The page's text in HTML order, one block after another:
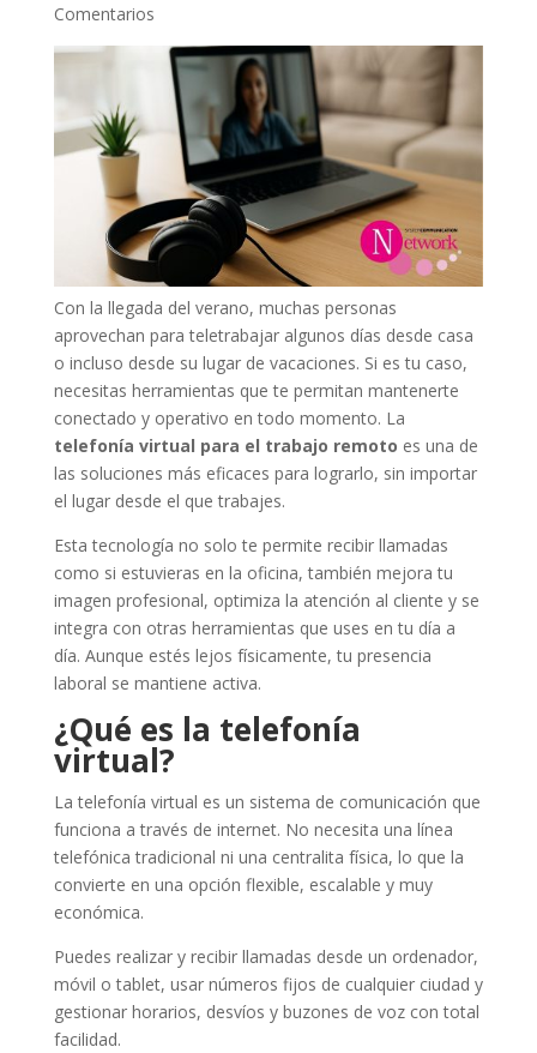
Comentarios
Con la llegada del verano, muchas personas
aprovechan para teletrabajar algunos días desde casa
o incluso desde su lugar de vacaciones. Si es tu caso,
necesitas herramientas que te permitan mantenerte
conectado y operativo en todo momento. La
telefonía virtual para el trabajo remoto es una de
las soluciones más eficaces para lograrlo, sin importar
el lugar desde el que trabajes.
Esta tecnología no solo te permite recibir llamadas
como si estuvieras en la oficina, también mejora tu
imagen profesional, optimiza la atención al cliente y se
integra con otras herramientas que uses en tu día a
día. Aunque estés lejos físicamente, tu presencia
laboral se mantiene activa.
¿Qué es la telefonía
virtual?
La telefonía virtual es un sistema de comunicación que
funciona a través de internet. No necesita una línea
telefónica tradicional ni una centralita física, lo que la
convierte en una opción flexible, escalable y muy
económica.
Puedes realizar y recibir llamadas desde un ordenador,
móvil o tablet, usar números fijos de cualquier ciudad y
gestionar horarios, desvíos y buzones de voz con total
facilidad.